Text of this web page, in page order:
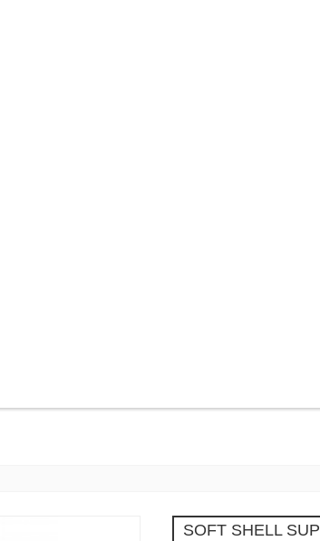
SOFT SHELL